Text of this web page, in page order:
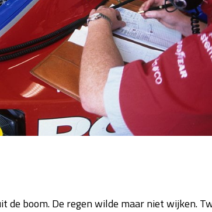
de boom. De regen wilde maar niet wijken.